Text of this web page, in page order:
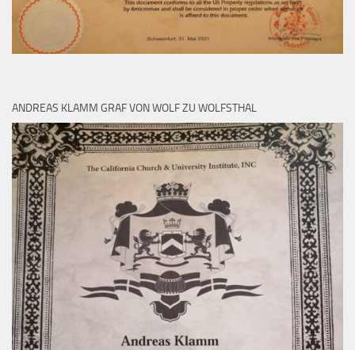
ANDREAS KLAMM GRAF VON WOLF ZU WOLFSTHAL